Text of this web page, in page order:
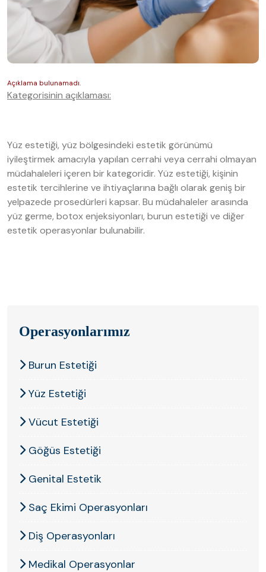
Açıklama bulunamadı.
Kategorisinin açıklaması:
Yüz estetiği, yüz bölgesindeki estetik görünümü
iyileştirmek amacıyla yapılan cerrahi veya cerrahi olmayan
müdahaleleri içeren bir kategoridir. Yüz estetiği, kişinin
estetik tercihlerine ve ihtiyaçlarına bağlı olarak geniş bir
yelpazede prosedürleri kapsar. Bu müdahaleler arasında
yüz germe, botox enjeksiyonları, burun estetiği ve diğer
estetik operasyonlar bulunabilir.
Operasyonlarımız
Burun Estetiği
Yüz Estetiği
Vücut Estetiği
Göğüs Estetiği
Genital Estetik
Saç Ekimi Operasyonları
Diş Operasyonları
Medikal Operasyonlar